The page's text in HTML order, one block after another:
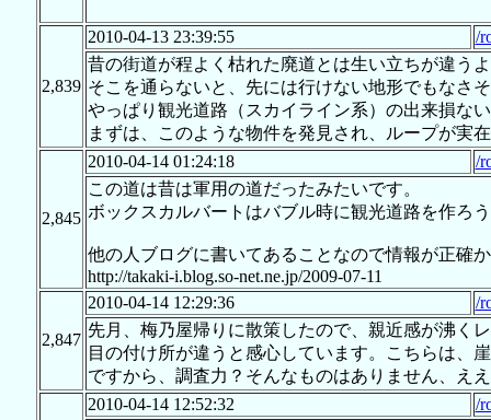
2,839
2010-04-13 23:39:55
/
昔の街道が程よく枯れた廃道とは生い立ちが違う
そこを通らないと、先には行けない地形でもなさ
やっぱり観光道路（スカイライン系）の出来損な
まずは、このような物件を発見され、ループが実
2,845
2010-04-14 01:24:18
/
この道は昔は軍用の道だったみたいです。
ボックスカルバートはバブル時に観光道路を作ろ
他の人ブログに書いてあることなので情報が正確
http://takaki-i.blog.so-net.ne.jp/2009-07-11
2,847
2010-04-14 12:29:36
/
先月、梅乃屋帰りに散策したので、親近感が沸く
目の付け所が違うと感心しています。こちらは、
ですから、調査力？そんなものはありません、え
2010-04-14 12:52:32
/